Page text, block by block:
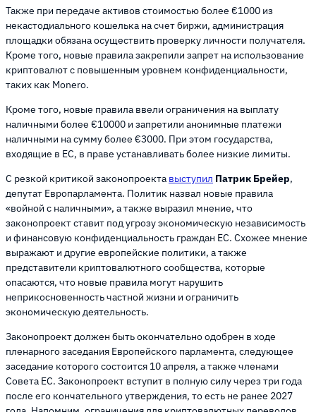
Также при передаче активов стоимостью более €1000 из
некастодиального кошелька на счет биржи, администрация
площадки обязана осуществить проверку личности получателя.
Кроме того, новые правила закрепили запрет на использование
криптовалют с повышенным уровнем конфиденциальности,
таких как Monero.
Кроме того, новые правила ввели ограничения на выплату
наличными более €10000 и запретили анонимные платежи
наличными на сумму более €3000. При этом государства,
входящие в ЕС, в праве устанавливать более низкие лимиты.
С резкой критикой законопроекта выступил Патрик Брейер,
депутат Европарламента. Политик назвал новые правила
«войной с наличными», а также выразил мнение, что
законопроект ставит под угрозу экономическую независимость
и финансовую конфиденциальность граждан ЕС. Схожее мнение
выражают и другие европейские политики, а также
представители криптовалютного сообщества, которые
опасаются, что новые правила могут нарушить
неприкосновенность частной жизни и ограничить
экономическую деятельность.
Законопроект должен быть окончательно одобрен в ходе
пленарного заседания Европейского парламента, следующее
заседание которого состоится 10 апреля, а также членами
Совета ЕС. Законопроект вступит в полную силу через три года
после его кончательного утверждения, то есть не ранее 2027